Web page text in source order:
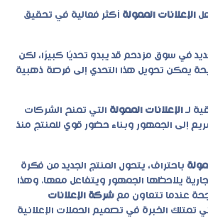
الإعلانات الممولة أكثر فعالية في تحقيق
في سوق مزدحم قد يبدو تحديًا كبيرًا، لكن
يمكن تحويل هذا التحدي إلى فرصة ذهبية
لـ الإعلانات الممولة التي تمنح الشركات
إلى الجمهور وبناء حضور قوي للمنتج منذ
باحتراف، يتحول المنتج الجديد من فكرة
يلاحظها الجمهور ويتفاعل معها. وهذا
عندما تتعاون مع شركة الإعلانات
تمتلك الخبرة في تصميم الحملات الإعلانية